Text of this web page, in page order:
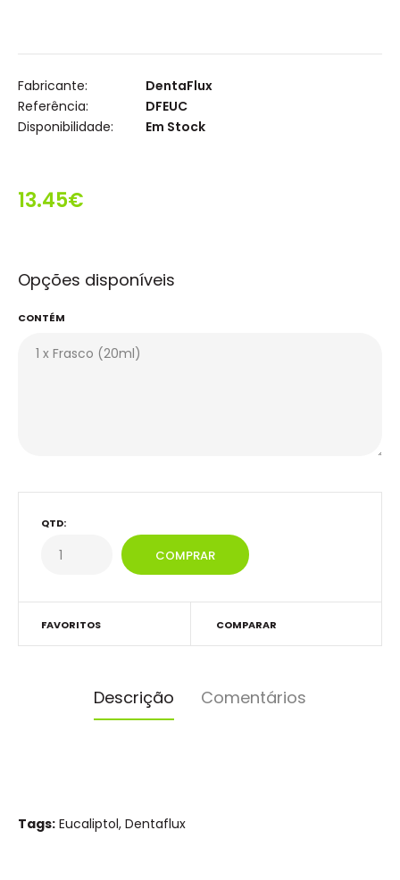
Fabricante:
DentaFlux
Referência:
DFEUC
Disponibilidade:
Em Stock
13.45€
Opções disponíveis
CONTÉM
QTD:
FAVORITOS COMPARAR
Descrição Comentários
Tags: Eucaliptol, Dentaflux